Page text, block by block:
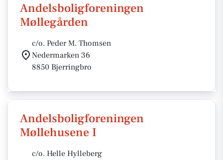
Andelsboligforeningen
Møllegården
c/o. Peder M. Thomsen
Nedermarken 36
8850 Bjerringbro
Andelsboligforeningen
Møllehusene I
c/o. Helle Hylleberg